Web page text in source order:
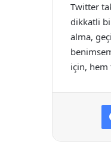
Twitter
dikkatli
alma,
için, hem